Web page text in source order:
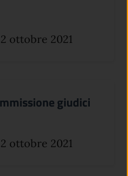
ottobre 2021
giudici
ottobre 2021